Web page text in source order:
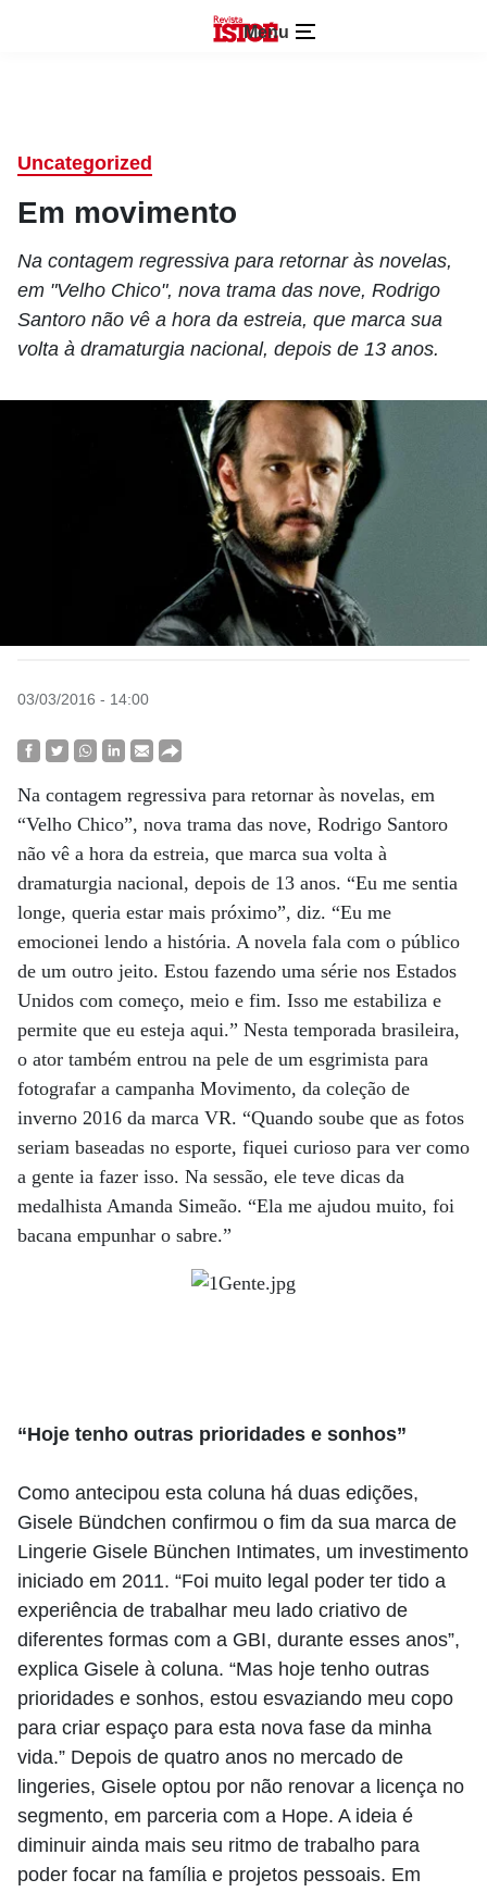
Menu
Uncategorized
Em movimento
Na contagem regressiva para retornar às novelas,
em "Velho Chico", nova trama das nove, Rodrigo
Santoro não vê a hora da estreia, que marca sua
volta à dramaturgia nacional, depois de 13 anos.
03/03/2016 - 14:00
Na contagem regressiva para retornar às novelas, em
“Velho Chico”, nova trama das nove, Rodrigo Santoro
não vê a hora da estreia, que marca sua volta à
dramaturgia nacional, depois de 13 anos. “Eu me sentia
longe, queria estar mais próximo”, diz. “Eu me
emocionei lendo a história. A novela fala com o público
de um outro jeito. Estou fazendo uma série nos Estados
Unidos com começo, meio e fim. Isso me estabiliza e
permite que eu esteja aqui.” Nesta temporada brasileira,
o ator também entrou na pele de um esgrimista para
fotografar a campanha Movimento, da coleção de
inverno 2016 da marca VR. “Quando soube que as fotos
seriam baseadas no esporte, fiquei curioso para ver como
a gente ia fazer isso. Na sessão, ele teve dicas da
medalhista Amanda Simeão. “Ela me ajudou muito, foi
bacana empunhar o sabre.”
“Hoje tenho outras prioridades e sonhos”
Como antecipou esta coluna há duas edições,
Gisele Bündchen confirmou o fim da sua marca de
Lingerie Gisele Bünchen Intimates, um investimento
iniciado em 2011. “Foi muito legal poder ter tido a
experiência de trabalhar meu lado criativo de
diferentes formas com a GBI, durante esses anos”,
explica Gisele à coluna. “Mas hoje tenho outras
prioridades e sonhos, estou esvaziando meu copo
para criar espaço para esta nova fase da minha
vida.” Depois de quatro anos no mercado de
lingeries, Gisele optou por não renovar a licença no
segmento, em parceria com a Hope. A ideia é
diminuir ainda mais seu ritmo de trabalho para
poder focar na família e projetos pessoais. Em